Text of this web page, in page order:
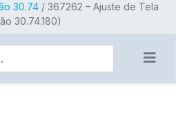
30.74 / 367262 – Ajuste de Tela
30.74.180)